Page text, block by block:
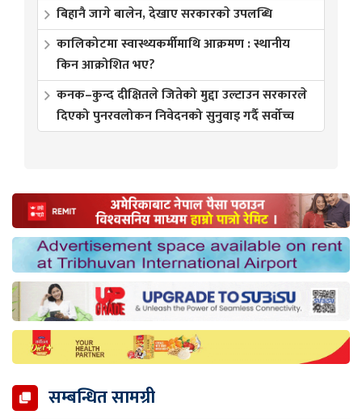
बिहानै जागे बालेन, देखाए सरकारकाे उपलब्धि
कालिकोटमा स्वास्थ्यकर्मीमाथि आक्रमण : स्थानीय
किन आक्रोशित भए?
कनक–कुन्द दीक्षितले जितेको मुद्दा उल्टाउन सरकारले
दिएको पुनरवलोकन निवेदनको सुनुवाइ गर्दै सर्वोच्च
सम्बन्धित सामग्री